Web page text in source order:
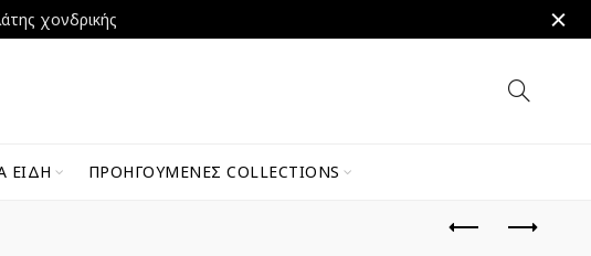
ΕΊΔΗ ΠΡΟΗΓΟΎΜΕΝΕΣ COLLECTIONS
χονδρικής